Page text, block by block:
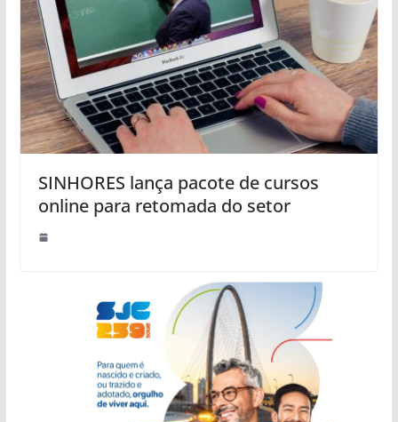
SINHORES lança pacote de cursos
online para retomada do setor